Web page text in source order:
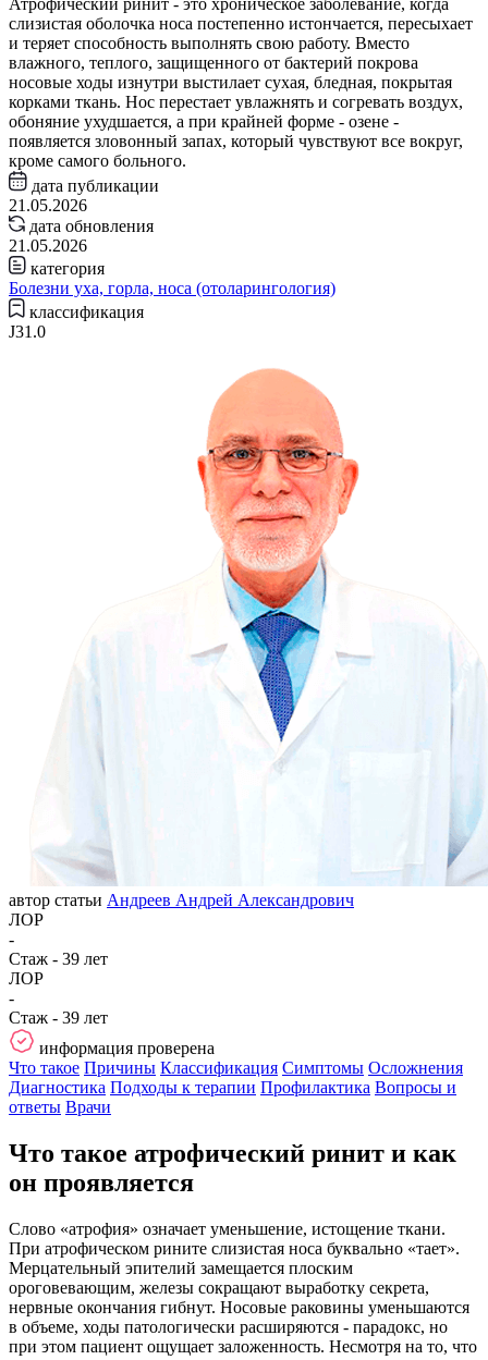
слизистая оболочка носа постепенно истончается, пересыхает
и теряет способность выполнять свою работу. Вместо
влажного, теплого, защищенного от бактерий покрова
носовые ходы изнутри выстилает сухая, бледная, покрытая
корками ткань. Нос перестает увлажнять и согревать воздух,
обоняние ухудшается, а при крайней форме - озене -
появляется зловонный запах, который чувствуют все вокруг,
кроме самого больного.
дата публикации
21.05.2026
дата обновления
21.05.2026
категория
Болезни уха, горла, носа (отоларингология)
классификация
J31.0
автор статьи Андреев Андрей Александрович
ЛОР
-
Стаж - 39 лет
ЛОР
-
Стаж - 39 лет
информация проверена
Что такое Причины Классификация Симптомы Осложнения
Диагностика Подходы к терапии Профилактика Вопросы и
ответы Врачи
Что такое атрофический ринит и как
он проявляется
Слово «атрофия» означает уменьшение, истощение ткани.
При атрофическом рините слизистая носа буквально «тает».
Мерцательный эпителий замещается плоским
ороговевающим, железы сокращают выработку секрета,
нервные окончания гибнут. Носовые раковины уменьшаются
в объеме, ходы патологически расширяются - парадокс, но
при этом пациент ощущает заложенность. Несмотря на то, что